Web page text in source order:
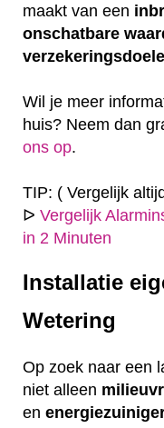
maakt van een
onschatbare
Wil je meer
huis? Neem dan
ons op.
TIP: ( Vergelijk
ᐅ Vergelijk
in 2 Minuten
Installatie
Wetering
Op zoek naar een
niet alleen
en